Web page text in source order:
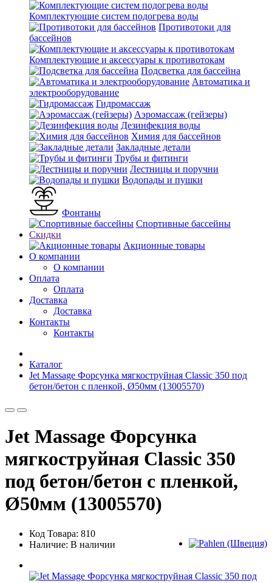
Комплектующие систем подогрева воды
Противотоки для
бассейнов
Комплектующие и аксессуары к противотокам
Подсветка для бассейна
Автоматика и
электрооборудование
Гидромассаж
Аэромассаж (гейзеры)
Дезинфекция воды
Химия для бассейнов
Закладные детали
Трубы и фитинги
Лестницы и поручни
Водопады и пушки
Фонтаны
Спортивные бассейны
Скидки
Акционные товары
О компании
О компании
Оплата
Оплата
Доставка
Доставка
Контакты
Контакты
Каталог
Jet Massage Форсунка мягкоструйная Classic 350 под
бетон/бетон с пленкой, Ø50мм (13005570)
Jet Massage Форсунка
мягкоструйная Classic 350
под бетон/бетон с пленкой,
Ø50мм (13005570)
Код Товара: 810
Наличие: В наличии